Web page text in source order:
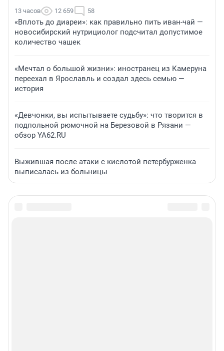
13 часов 12 659 58
«Вплоть до диареи»: как правильно пить иван-чай —
новосибирский нутрициолог подсчитал допустимое
количество чашек
«Мечтал о большой жизни»: иностранец из Камеруна
переехал в Ярославль и создал здесь семью —
история
«Девчонки, вы испытываете судьбу»: что творится в
подпольной рюмочной на Березовой в Рязани —
обзор YA62.RU
Выжившая после атаки с кислотой петербурженка
выписалась из больницы